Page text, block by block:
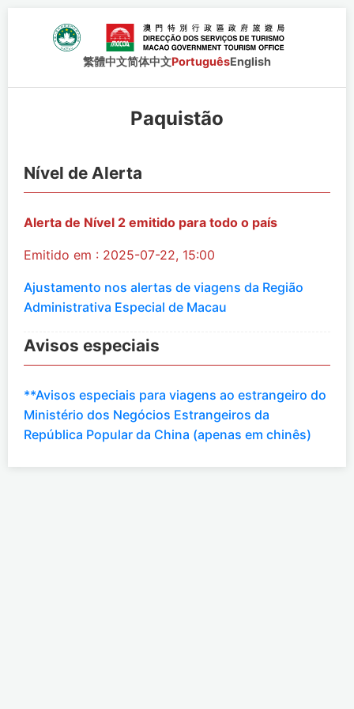
繁體中文简体中文PortuguêsEnglish
Paquistão
Nível de Alerta
Alerta de Nível 2 emitido para todo o país
Emitido em : 2025-07-22, 15:00
Ajustamento nos alertas de viagens da Região
Administrativa Especial de Macau
Avisos especiais
**Avisos especiais para viagens ao estrangeiro do
Ministério dos Negócios Estrangeiros da
República Popular da China (apenas em chinês)